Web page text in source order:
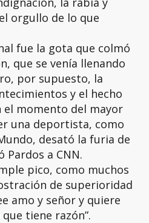
orgullo de lo que
fue la gota que colmó
que se venía llenando
por supuesto, la
y el hecho
el momento del mayor
una deportista, como
desató la furia de
Pardos a CNN.
pico, como muchos
de superioridad
amo y señor y quiere
tiene razón”.